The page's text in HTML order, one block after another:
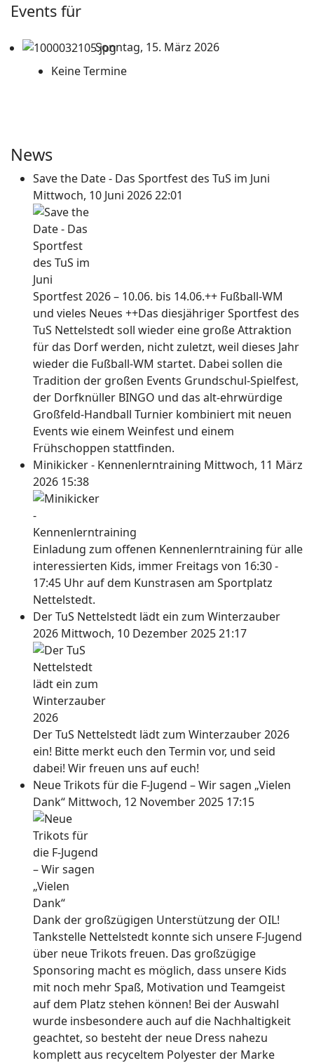
Events für
Sonntag, 15. März 2026
Keine Termine
News
Save the Date - Das Sportfest des TuS im Juni
Mittwoch, 10 Juni 2026 22:01
Sportfest 2026 – 10.06. bis 14.06.++ Fußball-WM
und vieles Neues ++Das diesjähriger Sportfest des
TuS Nettelstedt soll wieder eine große Attraktion
für das Dorf werden, nicht zuletzt, weil dieses Jahr
wieder die Fußball-WM startet. Dabei sollen die
Tradition der großen Events Grundschul-Spielfest,
der Dorfknüller BINGO und das alt-ehrwürdige
Großfeld-Handball Turnier kombiniert mit neuen
Events wie einem Weinfest und einem
Frühschoppen stattfinden.
Minikicker - Kennenlerntraining Mittwoch, 11 März
2026 15:38
Einladung zum offenen Kennenlerntraining für alle
interessierten Kids, immer Freitags von 16:30 -
17:45 Uhr auf dem Kunstrasen am Sportplatz
Nettelstedt.
Der TuS Nettelstedt lädt ein zum Winterzauber
2026 Mittwoch, 10 Dezember 2025 21:17
Der TuS Nettelstedt lädt zum Winterzauber 2026
ein! Bitte merkt euch den Termin vor, und seid
dabei! Wir freuen uns auf euch!
Neue Trikots für die F-Jugend – Wir sagen „Vielen
Dank“ Mittwoch, 12 November 2025 17:15
Dank der großzügigen Unterstützung der OIL!
Tankstelle Nettelstedt konnte sich unsere F-Jugend
über neue Trikots freuen. Das großzügige
Sponsoring macht es möglich, dass unsere Kids
mit noch mehr Spaß, Motivation und Teamgeist
auf dem Platz stehen können! Bei der Auswahl
wurde insbesondere auch auf die Nachhaltigkeit
geachtet, so besteht der neue Dress nahezu
komplett aus recyceltem Polyester der Marke